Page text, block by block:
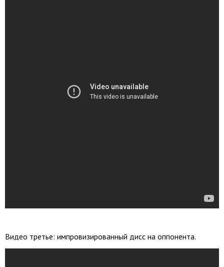
Видео третье: импровизированный дисс на оппонента.